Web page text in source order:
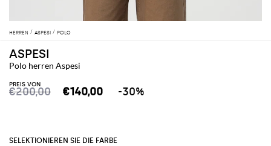
HERREN ASPESI POLO
ASPESI
Polo herren Aspesi
PREIS VON
€200,00 €140,00 -30%
SELEKTIONIEREN SIE DIE FARBE